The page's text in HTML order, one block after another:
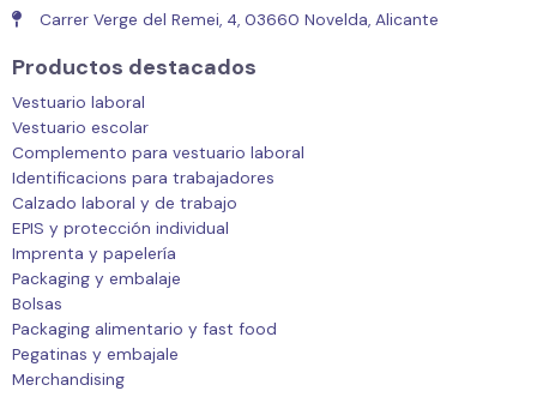
Carrer Verge del Remei, 4, 03660 Novelda, Alicante
Productos destacados
Vestuario laboral
Vestuario escolar
Complemento para vestuario laboral
Identificacions para trabajadores
Calzado laboral y de trabajo
EPIS y protección individual
Imprenta y papelería
Packaging y embalaje
Bolsas
Packaging alimentario y fast food
Pegatinas y embajale
Merchandising